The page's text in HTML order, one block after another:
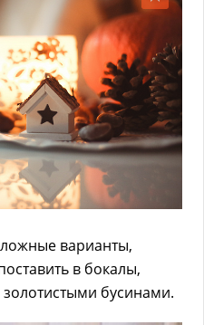
варианты,
в бокалы,
бусинами.